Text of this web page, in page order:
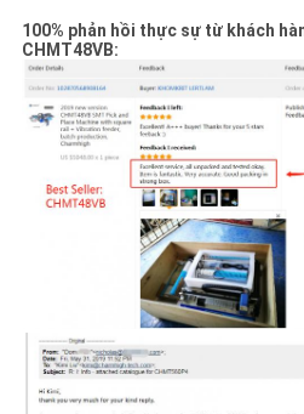
100% phản hồi thực sự từ khách
CHMT48VB: